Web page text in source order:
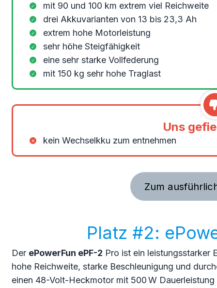
mit 90 und 100 km extrem viel Reichweite
drei Akkuvarianten von 13 bis 23,3 Ah
extrem hohe Motorleistung
sehr höhe Steigfähigkeit
eine sehr starke Vollfederung
mit 150 kg sehr hohe Traglast
Uns
kein Wechselkku zum entnehmen
Zum
Platz #2:
Der ePowerFun ePF-2 Pro ist ein leistungsstarker
hohe Reichweite, starke Beschleunigung und
einen 48-Volt-Heckmotor mit 500 W